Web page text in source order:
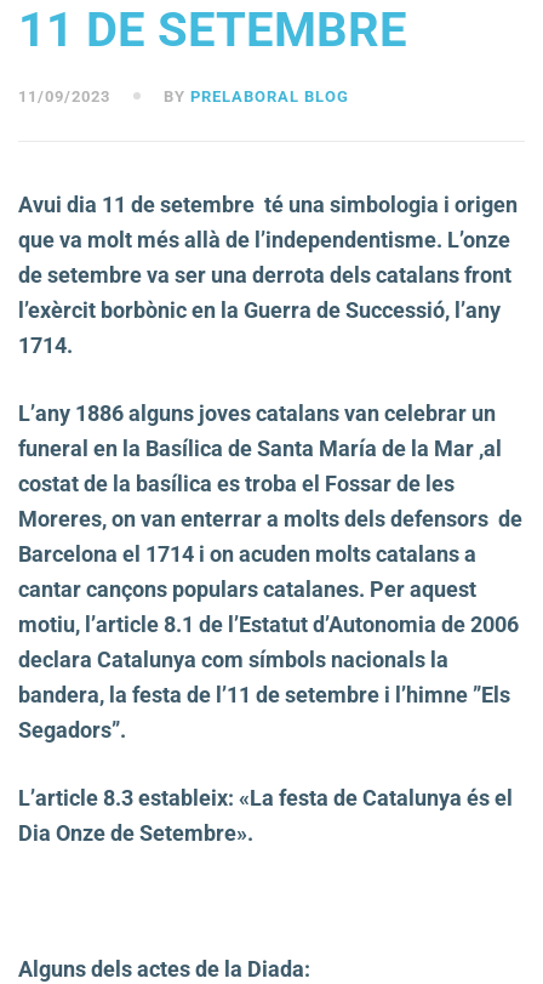
11 DE SETEMBRE
11/09/2023 BY PRELABORAL BLOG
Avui dia 11 de setembre té una simbologia i origen
que va molt més allà de l’independentisme. L’onze
de setembre va ser una derrota dels catalans front
l’exèrcit borbònic en la Guerra de Successió, l’any
1714.
L’any 1886 alguns joves catalans van celebrar un
funeral en la Basílica de Santa María de la Mar ,al
costat de la basílica es troba el Fossar de les
Moreres, on van enterrar a molts dels defensors de
Barcelona el 1714 i on acuden molts catalans a
cantar cançons populars catalanes. Per aquest
motiu, l’article 8.1 de l’Estatut d’Autonomia de 2006
declara Catalunya com símbols nacionals la
bandera, la festa de l’11 de setembre i l’himne ”Els
Segadors”.
L’article 8.3 estableix: «La festa de Catalunya és el
Dia Onze de Setembre».
Alguns dels actes de la Diada: